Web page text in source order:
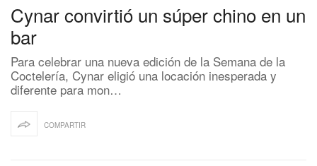
Cynar convirtió un súper chino en un
bar
Para celebrar una nueva edición de la Semana de la
Coctelería, Cynar eligió una locación inesperada y
diferente para mon…
COMPARTIR